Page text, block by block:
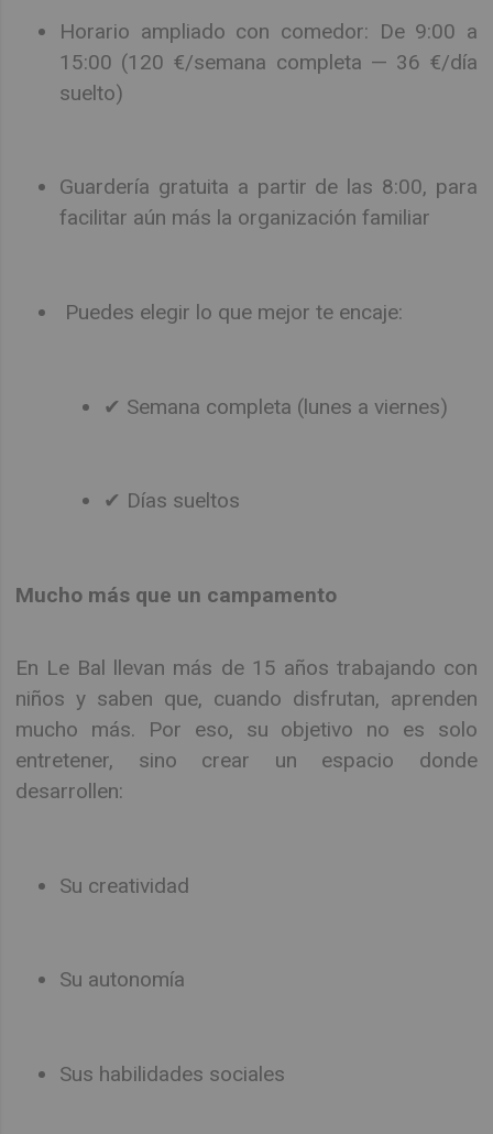
Horario ampliado con comedor: De 9:00 a
15:00 (120 €/semana completa — 36 €/día
suelto)
Guardería gratuita a partir de las 8:00, para
facilitar aún más la organización familiar
Puedes elegir lo que mejor te encaje:
✔ Semana completa (lunes a viernes)
✔ Días sueltos
Mucho más que un campamento
En Le Bal llevan más de 15 años trabajando con
niños y saben que, cuando disfrutan, aprenden
mucho más. Por eso, su objetivo no es solo
entretener, sino crear un espacio donde
desarrollen:
Su creatividad
Su autonomía
Sus habilidades sociales